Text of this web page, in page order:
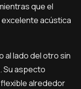
que el
acústica
al lado del otro sin
Su aspecto
alrededor